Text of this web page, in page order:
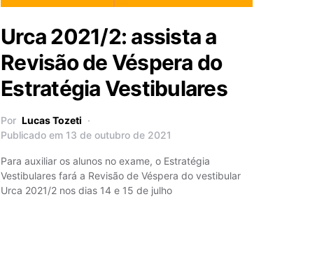
Urca 2021/2: assista a
Revisão de Véspera do
Estratégia Vestibulares
Por Lucas Tozeti
Publicado em 13 de outubro de 2021
Para auxiliar os alunos no exame, o Estratégia
Vestibulares fará a Revisão de Véspera do vestibular
Urca 2021/2 nos dias 14 e 15 de julho